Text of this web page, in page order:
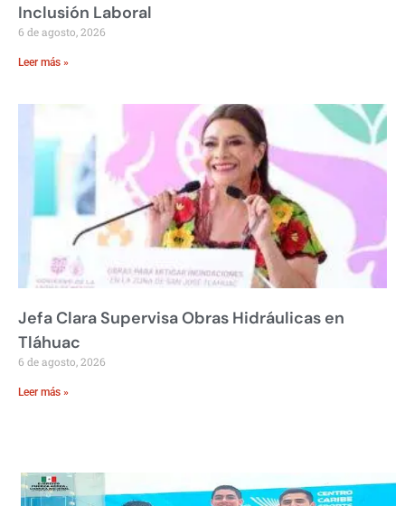
Inclusión Laboral
6 de agosto, 2026
Leer más »
Jefa Clara Supervisa Obras Hidráulicas en
Tláhuac
6 de agosto, 2026
Leer más »